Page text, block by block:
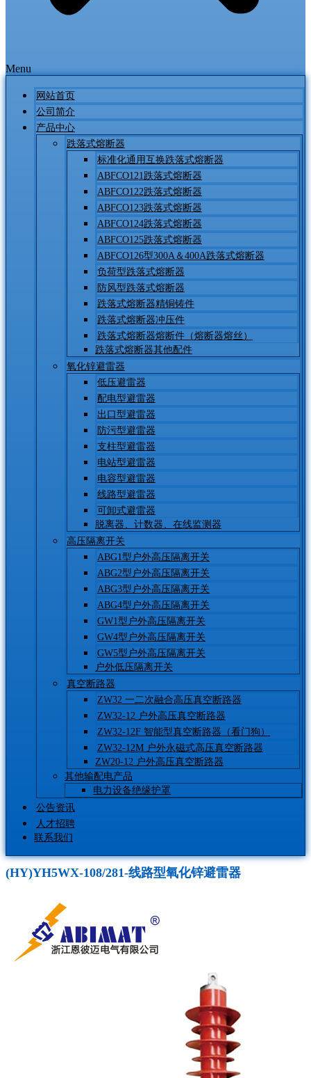
Menu
网站首页
公司简介
产品中心
跌落式熔断器
标准化通用互换跌落式熔断器
ABFCO121跌落式熔断器
ABFCO122跌落式熔断器
ABFCO123跌落式熔断器
ABFCO124跌落式熔断器
ABFCO125跌落式熔断器
ABFCO126型300A＆400A跌落式熔断器
负荷型跌落式熔断器
防风型跌落式熔断器
跌落式熔断器精铜铸件
跌落式熔断器冲压件
跌落式熔断器熔断件（熔断器熔丝）
跌落式熔断器其他配件
氧化锌避雷器
低压避雷器
配电型避雷器
出口型避雷器
防污型避雷器
支柱型避雷器
电站型避雷器
电容型避雷器
线路型避雷器
可卸式避雷器
脱离器、计数器、在线监测器
高压隔离开关
ABG1型户外高压隔离开关
ABG2型户外高压隔离开关
ABG3型户外高压隔离开关
ABG4型户外高压隔离开关
GW1型户外高压隔离开关
GW4型户外高压隔离开关
GW5型户外高压隔离开关
户外低压隔离开关
真空断路器
ZW32 一二次融合高压真空断路器
ZW32-12 户外高压真空断路器
ZW32-12F 智能型真空断路器（看门狗）
ZW32-12M 户外永磁式高压真空断路器
ZW20-12 户外高压真空断路器
其他输配电产品
电力设备绝缘护罩
公告资讯
人才招聘
联系我们
(HY)YH5WX-108/281-线路型氧化锌避雷器